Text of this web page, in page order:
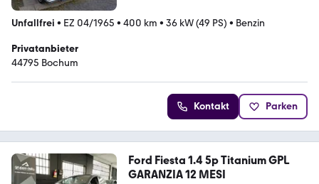
Unfallfrei • EZ 04/1965 • 400 km • 36 kW (49 PS) • Benzin
Privatanbieter
44795 Bochum
Kontakt Parken
Ford Fiesta 1.4 5p Titanium GPL
GARANZIA 12 MESI